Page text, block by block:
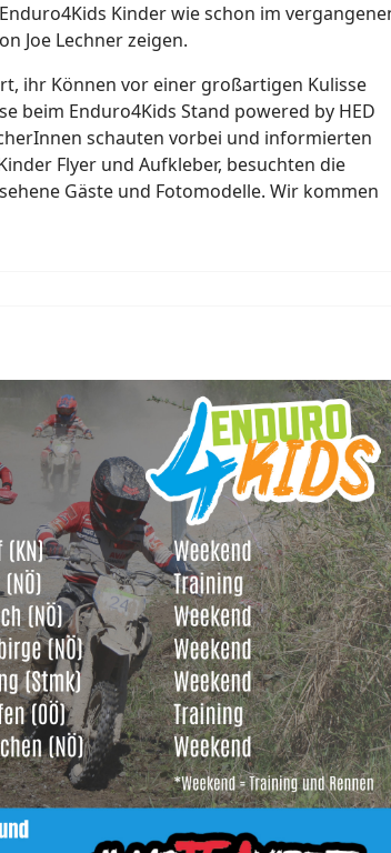
Kinder wie schon im
Joe Lechner zeigen.
ihr Können vor einer großartigen Kulisse
beim Enduro4Kids Stand powered by HED
schauten vorbei und informierten
Flyer und Aufkleber, besuchten die
Gäste und Fotomodelle. Wir kommen